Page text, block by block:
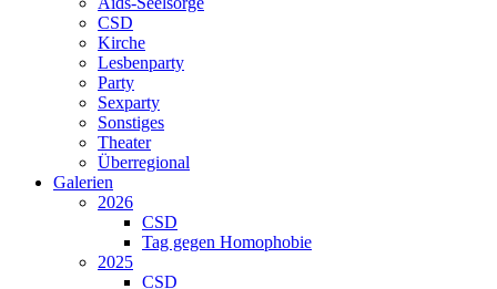
CSD
Kirche
Lesbenparty
Party
Sexparty
Sonstiges
Theater
Überregional
Galerien
2026
CSD
Tag gegen Homophobie
2025
CSD